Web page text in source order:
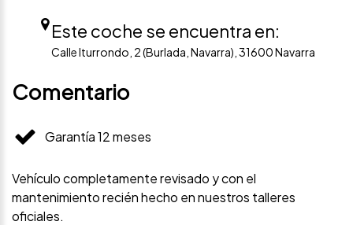
Este coche se encuentra en:
Calle Iturrondo, 2 (Burlada, Navarra), 31600 Navarra
Comentario
Garantía 12 meses
Vehículo completamente revisado y con el
mantenimiento recién hecho en nuestros talleres
oficiales.